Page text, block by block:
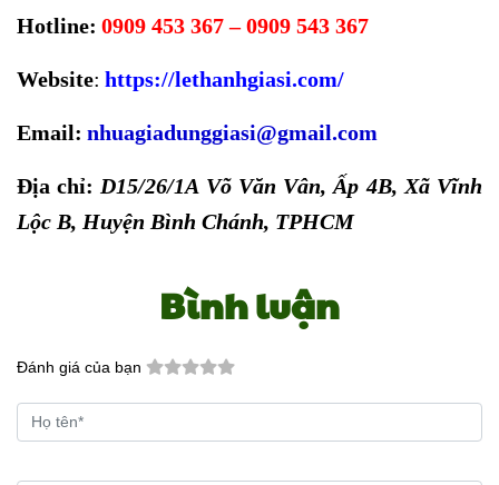
Hotline: 0909 453 367 – 0909 543 367
Website: https://lethanhgiasi.com/
Email: nhuagiadunggiasi@gmail.com
Địa chỉ: D15/26/1A Võ Văn Vân, Ấp 4B, Xã Vĩnh
Lộc B, Huyện Bình Chánh, TPHCM
Bình luận
Đánh giá của bạn